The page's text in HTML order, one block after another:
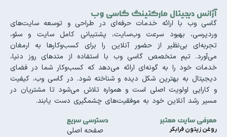
آژانس دیجیتال مارکتینگ گاسی وب
گاسی وب با ارائه خدمات حرفه‌ای در طراحی و توسعه سایت‌های
وردپرسی، بهبود سرعت وب‌سایت، پشتیبانی کامل سایت و سئو،
تجربه‌ای بی‌نظیر از حضور آنلاین را برای کسب‌وکارها به ارمغان
می‌آورد. تیم متخصص گاسی وب با استفاده از متدهای روز دنیا،
خدمات خود را به گونه‌ای ارائه می‌دهد که کسب‌وکار شما در فضای
دیجیتال به بهترین شکل دیده و شناخته شود. در گاسی وب، کیفیت
و کارایی اولویت اصلی است و همواره تلاش می‌شود تا مشتریان در
مسیر رشد آنلاین خود به موفقیت‌های چشمگیری دست یابند.
معرفی سایت معتبر
روغن زیتون فرابکر
دسترسی سریع
صفحه اصلی